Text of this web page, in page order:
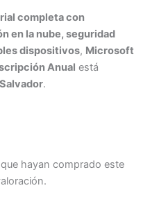
completa con
en la nube, seguridad
dispositivos, Microsoft
Anual está
.
hayan comprado este